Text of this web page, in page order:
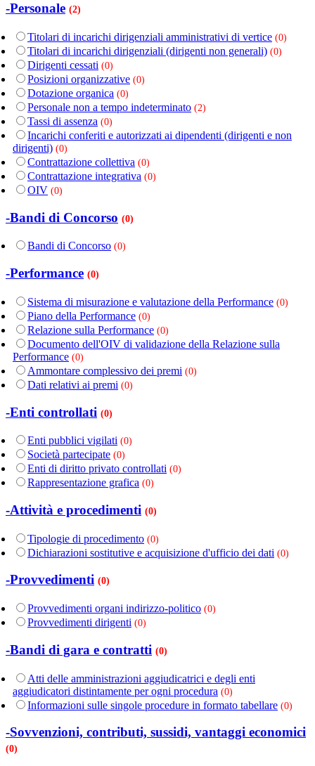
-Personale (2)
Titolari di incarichi dirigenziali amministrativi di vertice (0)
Titolari di incarichi dirigenziali (dirigenti non generali) (0)
Dirigenti cessati (0)
Posizioni organizzative (0)
Dotazione organica (0)
Personale non a tempo indeterminato (2)
Tassi di assenza (0)
Incarichi conferiti e autorizzati ai dipendenti (dirigenti e non
dirigenti) (0)
Contrattazione collettiva (0)
Contrattazione integrativa (0)
OIV (0)
-Bandi di Concorso (0)
Bandi di Concorso (0)
-Performance (0)
Sistema di misurazione e valutazione della Performance (0)
Piano della Performance (0)
Relazione sulla Performance (0)
Documento dell'OIV di validazione della Relazione sulla
Performance (0)
Ammontare complessivo dei premi (0)
Dati relativi ai premi (0)
-Enti controllati (0)
Enti pubblici vigilati (0)
Società partecipate (0)
Enti di diritto privato controllati (0)
Rappresentazione grafica (0)
-Attività e procedimenti (0)
Tipologie di procedimento (0)
Dichiarazioni sostitutive e acquisizione d'ufficio dei dati (0)
-Provvedimenti (0)
Provvedimenti organi indirizzo-politico (0)
Provvedimenti dirigenti (0)
-Bandi di gara e contratti (0)
Atti delle amministrazioni aggiudicatrici e degli enti
aggiudicatori distintamente per ogni procedura (0)
Informazioni sulle singole procedure in formato tabellare (0)
-Sovvenzioni, contributi, sussidi, vantaggi economici
(0)